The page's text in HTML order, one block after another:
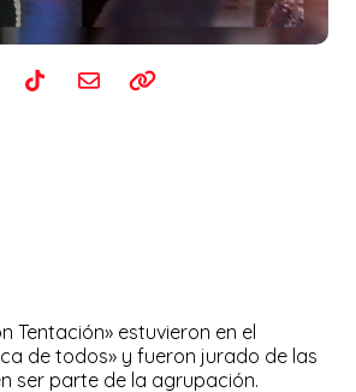
Tentación» estuvieron en el
de todos» y fueron jurado de las
ser parte de la agrupación.